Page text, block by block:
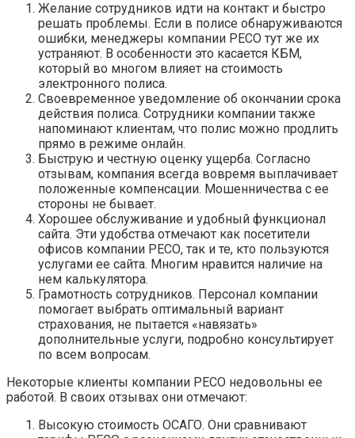
Желание сотрудников идти на контакт и быстро
решать проблемы. Если в полисе обнаруживаются
ошибки, менеджеры компании РЕСО тут же их
устраняют. В особенности это касается КБМ,
который во многом влияет на стоимость
электронного полиса.
Своевременное уведомление об окончании срока
действия полиса. Сотрудники компании также
напоминают клиентам, что полис можно продлить
прямо в режиме онлайн.
Быструю и честную оценку ущерба. Согласно
отзывам, компания всегда вовремя выплачивает
положенные компенсации. Мошенничества с ее
стороны не бывает.
Хорошее обслуживание и удобный функционал
сайта. Эти удобства отмечают как посетители
офисов компании РЕСО, так и те, кто пользуются
услугами ее сайта. Многим нравится наличие на
нем калькулятора.
Грамотность сотрудников. Персонал компании
помогает выбрать оптимальный вариант
страхования, не пытается «навязать»
дополнительные услуги, подробно консультирует
по всем вопросам.
Некоторые клиенты компании РЕСО недовольны ее
работой. В своих отзывах они отмечают:
Высокую стоимость ОСАГО. Они сравнивают